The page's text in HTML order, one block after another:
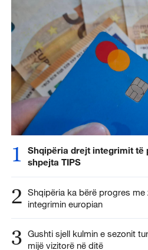
1
Shqipëria drejt integrimit të
shpejta TIPS
2 Shqipëria ka bërë progres
integrimin europian
3 Gushti sjell kulmin e sezonit
mijë vizitorë në ditë